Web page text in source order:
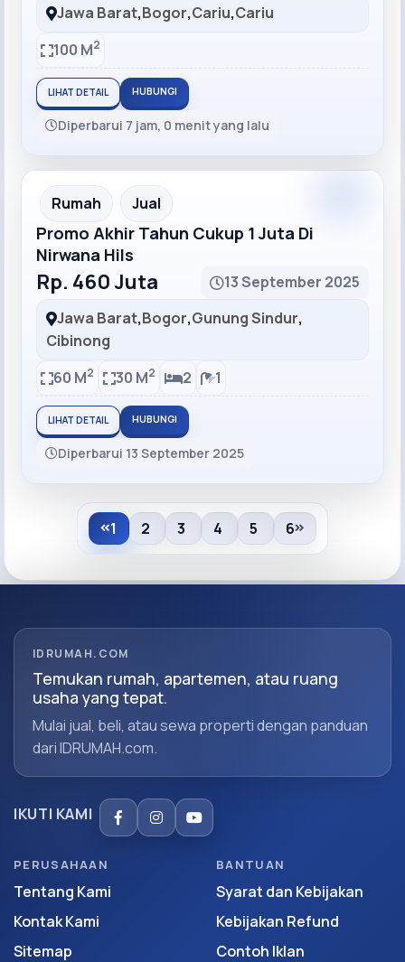
Jawa Barat,Bogor,Cariu,Cariu
100 M2
LIHAT DETAIL HUBUNGI
Diperbarui 7 jam, 0 menit yang lalu
Recommended
Rumah Jual
Promo Akhir Tahun Cukup 1 Juta Di
Nirwana Hils
Rp. 460 Juta
13 September 2025
Jawa Barat,Bogor,Gunung Sindur,
Cibinong
60 M2 30 M2 2 1
LIHAT DETAIL HUBUNGI
Diperbarui 13 September 2025
1 2 3 4 5 6
IDRUMAH.COM
Temukan rumah, apartemen, atau ruang
usaha yang tepat.
Mulai jual, beli, atau sewa properti dengan panduan
dari IDRUMAH.com.
IKUTI KAMI
PERUSAHAAN
Tentang Kami
Kontak Kami
Sitemap
BANTUAN
Syarat dan Kebijakan
Kebijakan Refund
Contoh Iklan